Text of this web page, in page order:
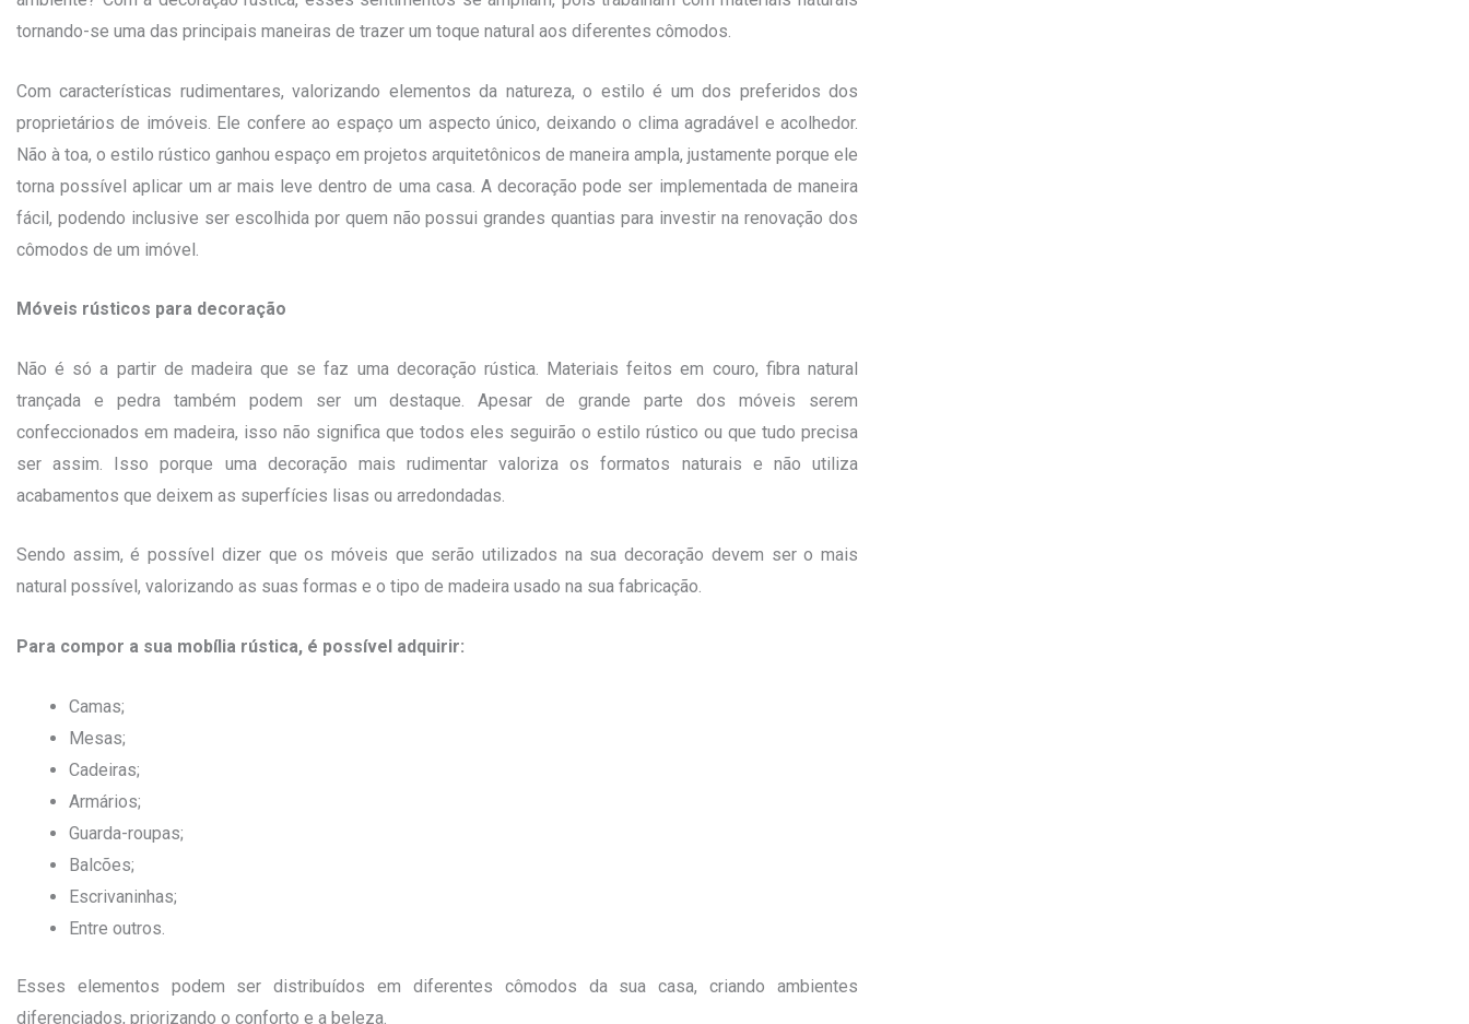
tornando-se uma das principais maneiras de trazer um toque natural aos diferentes cômodos.
Com características rudimentares, valorizando elementos da natureza, o estilo é um dos preferidos dos
proprietários de imóveis. Ele confere ao espaço um aspecto único, deixando o clima agradável e acolhedor.
Não à toa, o estilo rústico ganhou espaço em projetos arquitetônicos de maneira ampla, justamente porque ele
torna possível aplicar um ar mais leve dentro de uma casa. A decoração pode ser implementada de maneira
fácil, podendo inclusive ser escolhida por quem não possui grandes quantias para investir na renovação dos
cômodos de um imóvel.
Móveis rústicos para decoração
Não é só a partir de madeira que se faz uma decoração rústica. Materiais feitos em couro, fibra natural
trançada e pedra também podem ser um destaque. Apesar de grande parte dos móveis serem
confeccionados em madeira, isso não significa que todos eles seguirão o estilo rústico ou que tudo precisa
ser assim. Isso porque uma decoração mais rudimentar valoriza os formatos naturais e não utiliza
acabamentos que deixem as superfícies lisas ou arredondadas.
Sendo assim, é possível dizer que os móveis que serão utilizados na sua decoração devem ser o mais
natural possível, valorizando as suas formas e o tipo de madeira usado na sua fabricação.
Para compor a sua mobília rústica, é possível adquirir:
Camas;
Mesas;
Cadeiras;
Armários;
Guarda-roupas;
Balcões;
Escrivaninhas;
Entre outros.
Esses elementos podem ser distribuídos em diferentes cômodos da sua casa, criando ambientes
diferenciados, priorizando o conforto e a beleza.